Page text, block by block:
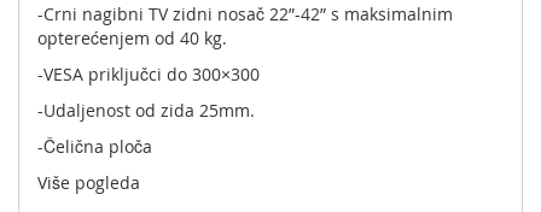
-Crni nagibni TV zidni nosač 22”-42” s maksimalnim
opterećenjem od 40 kg.
-VESA priključci do 300×300
-Udaljenost od zida 25mm.
-Čelična ploča
Više pogleda